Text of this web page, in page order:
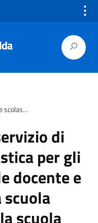
⋮
di proroga per ulteriori due anni scolastici
di
per gli
docente e
scuola